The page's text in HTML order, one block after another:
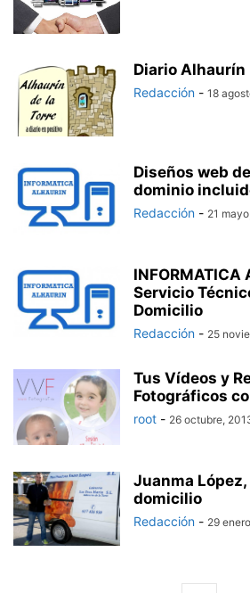
Diario Alhaurín
Redacción - 18
Diseños web
dominio
Redacción - 21
INFORMATICA
Servicio
Domicilio
Redacción - 25
Tus Vídeos y
Fotográficos
root - 26 octubre,
Juanma López,
domicilio
Redacción - 29